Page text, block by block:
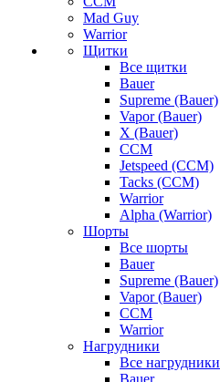
Mad Guy
Warrior
Щитки
Все щитки
Bauer
Supreme (Bauer)
Vapor (Bauer)
X (Bauer)
CCM
Jetspeed (CCM)
Tacks (CCM)
Warrior
Alpha (Warrior)
Шорты
Все шорты
Bauer
Supreme (Bauer)
Vapor (Bauer)
CCM
Warrior
Нагрудники
Все нагрудники
Bauer